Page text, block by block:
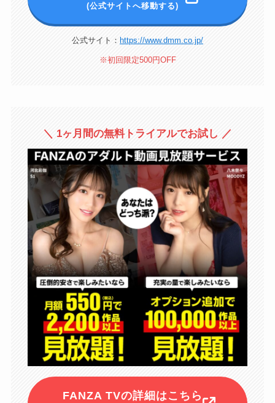
(公式サイトへ移動する)
公式サイト： https://www.dmm.co.jp/
※初回限定500円OFF
＼ 1ヶ月間の無料トライアルでお試し ／
FANZA TVの詳細はこちら